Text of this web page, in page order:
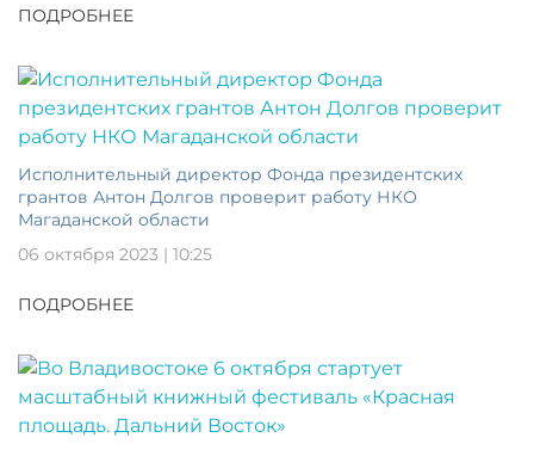
ПОДРОБНЕЕ
Исполнительный директор Фонда президентских
грантов Антон Долгов проверит работу НКО
Магаданской области
06 октября 2023 | 10:25
ПОДРОБНЕЕ